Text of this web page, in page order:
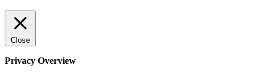
Close
Privacy Overview